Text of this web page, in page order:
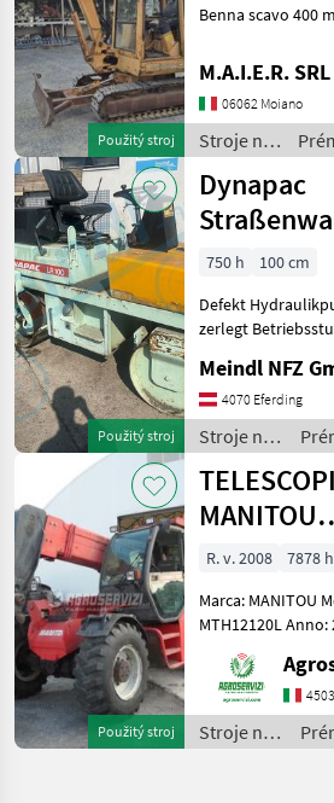
Použitý stroj
Benna scavo 400
Benna liscia 1400 mm
na stavbu mini
M.A.I.E.R. SRL
06062 Moiano
Stroje na
stavbu /
Case IH
Použitý stroj
Dynapac
750 h
100 cm
Defekt
zerlegt
stavbu Valec
Meindl NFZ
4070 Eferding
Stroje na
stavbu /
Dynapac
Použitý stroj
MANITOU
MHT10120L
(ANNO
R. v. 2008
7878 h
Marca: MANITOU
MTH12120L Anno:
ATTREZZI, DOPPIO SFILO
Portata max: 12
Altezza max di
sollevamento: 9.6
Stroje na
stavbu /